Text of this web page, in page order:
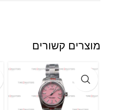
מוצרים קשורים